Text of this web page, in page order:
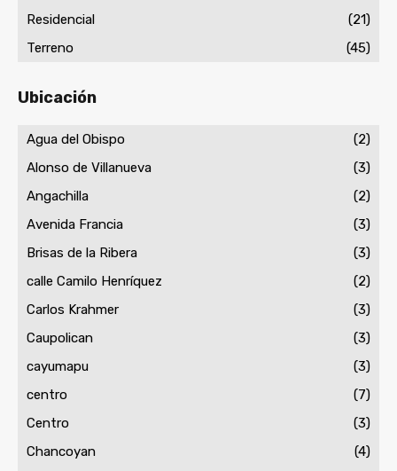
Residencial
(21)
Terreno
(45)
Ubicación
Agua del Obispo
(2)
Alonso de Villanueva
(3)
Angachilla
(2)
Avenida Francia
(3)
Brisas de la Ribera
(3)
calle Camilo Henríquez
(2)
Carlos Krahmer
(3)
Caupolican
(3)
cayumapu
(3)
centro
(7)
Centro
(3)
Chancoyan
(4)